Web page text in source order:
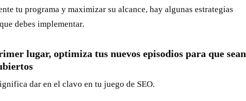
tu programa y maximizar su alcance, hay algunas estrategias
debes implementar.
lugar, optimiza tus nuevos episodios para que sean
dar en el clavo en tu juego de SEO.